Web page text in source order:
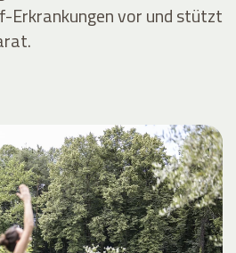
Erkrankungen vor und stützt